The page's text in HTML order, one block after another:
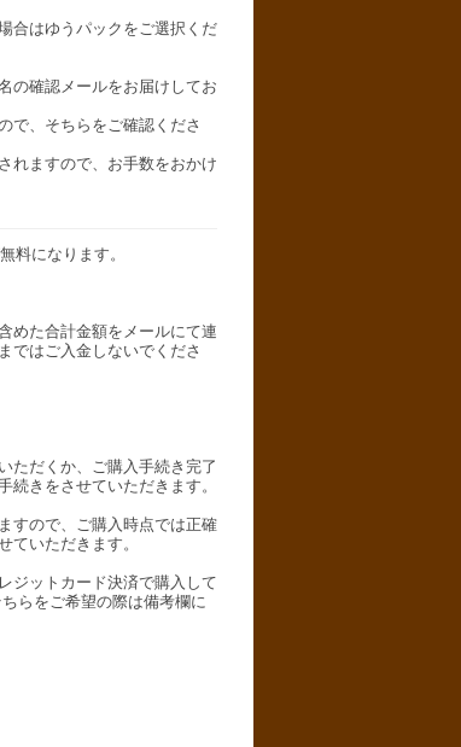
合はゆうパックをご選択くだ
の確認メールをお届けしてお
で、そちらをご確認くださ
れますので、お手数をおかけ
料になります。
めた合計金額をメールにて連
ではご入金しないでくださ
ただくか、ご購入手続き完了
きをさせていただきます。
すので、ご購入時点では正確
ていただきます。
ジットカード決済で購入して
らをご希望の際は備考欄に